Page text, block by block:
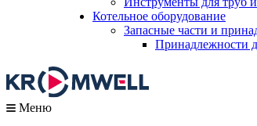
Котельное оборудование
Запасные части и
Принадлежности
Меню